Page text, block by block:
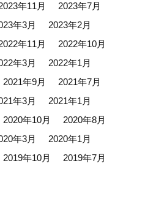
年11月
2023年7月
年3月
2023年2月
年11月
2022年10月
年3月
2022年1月
2021年9月
2021年7月
年3月
2021年1月
2020年10月
2020年8月
年3月
2020年1月
2019年10月
2019年7月